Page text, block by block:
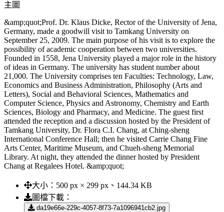
主圖
&amp;quot;Prof. Dr. Klaus Dicke, Rector of the University of Jena,
Germany, made a goodwill visit to Tamkang University on
September 25, 2009. The main purpose of his visit is to explore the
possibility of academic cooperation between two universities.
Founded in 1558, Jena University played a major role in the history
of ideas in Germany. The university has student number about
21,000. The University comprises ten Faculties: Technology, Law,
Economics and Business Administration, Philosophy (Arts and
Letters), Social and Behavioral Sciences, Mathematics and
Computer Science, Physics and Astronomy, Chemistry and Earth
Sciences, Biology and Pharmacy, and Medicine. The guest first
attended the reception and a discussion hosted by the President of
Tamkang University, Dr. Flora C.I. Chang, at Ching-sheng
International Conference Hall; then he visited Carrie Chang Fine
Arts Center, Maritime Museum, and Chueh-sheng Memorial
Library. At night, they attended the dinner hosted by President
Chang at Regalees Hotel. &amp;quot;
大小： 500 px × 299 px、144.34 KB
圖檔下載：
da19e66e-229c-4057-8f73-7a1096941cb2.jpg